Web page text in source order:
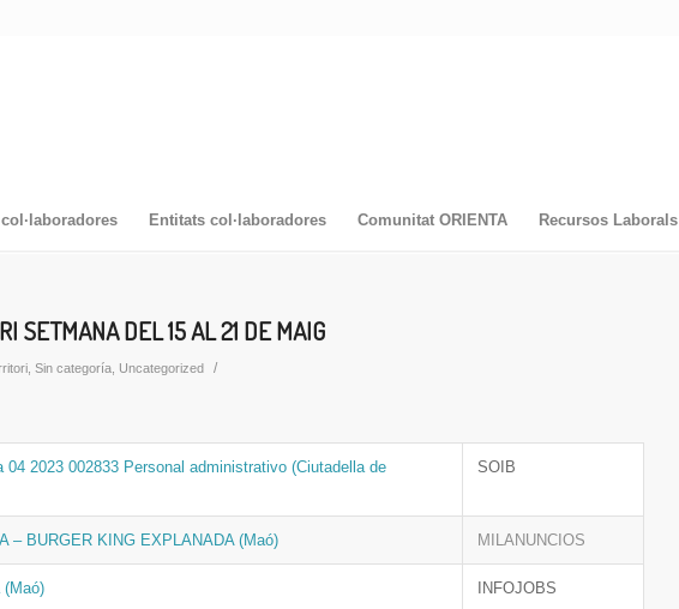
Entitats col·laboradores Comunitat ORIENTA Recursos Laborals
SETMANA DEL 15 AL 21 DE MAIG
Sin categoría Uncategorized /
04 2023 002833 Personal administrativo (Ciutadella de
SOIB
– BURGER KING EXPLANADA (Maó) MILANUNCIOS
(Maó) INFOJOBS